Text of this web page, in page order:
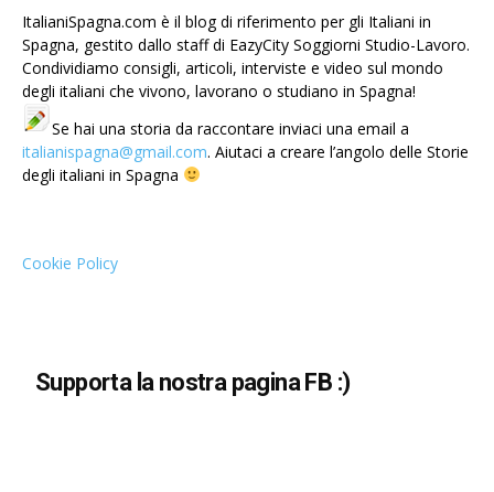
ItalianiSpagna.com è il blog di riferimento per gli Italiani in
Spagna, gestito dallo staff di EazyCity Soggiorni Studio-Lavoro.
Condividiamo consigli, articoli, interviste e video sul mondo
degli italiani che vivono, lavorano o studiano in Spagna!
Se hai una storia da raccontare inviaci una email a
italianispagna@gmail.com. Aiutaci a creare l’angolo delle Storie
degli italiani in Spagna
Cookie Policy
Supporta la nostra pagina FB :)